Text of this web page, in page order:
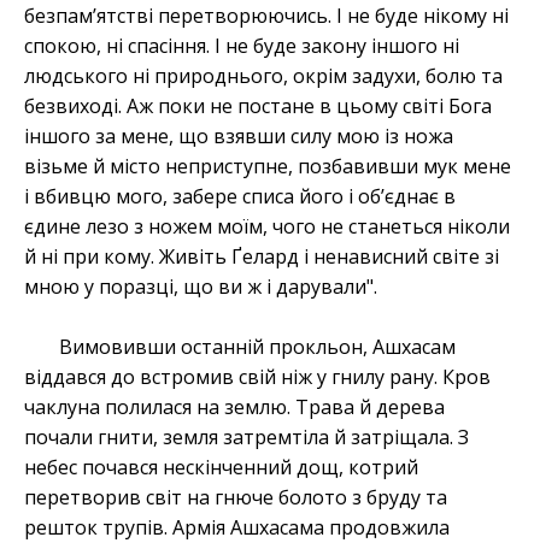
безпам’ятстві перетворюючись. І не буде нікому ні
спокою, ні спасіння. І не буде закону іншого ні
людського ні природнього, окрім задухи, болю та
безвиході. Аж поки не постане в цьому світі Бога
іншого за мене, що взявши силу мою із ножа
візьме й місто неприступне, позбавивши мук мене
і вбивцю мого, забере списа його і об’єднає в
єдине лезо з ножем моїм, чого не станеться ніколи
й ні при кому. Живіть Ґелард і ненависний світе зі
мною у поразці, що ви ж і дарували".
Вимовивши останній прокльон, Ашхасам
віддався до встромив свій ніж у гнилу рану. Кров
чаклуна полилася на землю. Трава й дерева
почали гнити, земля затремтіла й затріщала. З
небес почався нескінченний дощ, котрий
перетворив світ на гнюче болото з бруду та
решток трупів. Армія Ашхасама продовжила